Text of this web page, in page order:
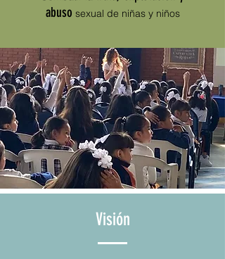
abuso sexual de niñas y niños
Visión